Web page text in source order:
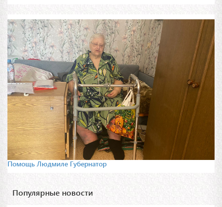
Помощь Людмиле Губернатор
Популярные новости